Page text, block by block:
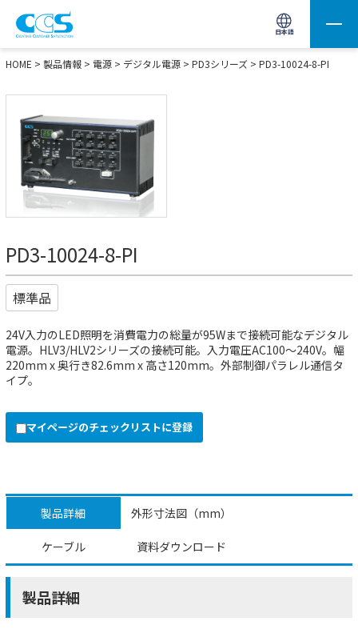
日本語
画像処理用の製品検索 サイト内検索(Enterで実行)
HOME > 製品情報 > 電源 > デジタル電源 > PD3シリーズ > PD3-10024-8-PI
PD3-10024-8-PI
標準品
24V入力のLED照明を消費電力の総量が95Wまで接続可能なデジタル
電源。HLV3/HLV2シリーズの接続可能。入力電圧AC100～240V。幅
220mm x 奥行き82.6mm x 高さ120mm。外部制御パラレル通信タ
イプ。
マイページのチェックリストに登録
製品詳細 外形寸法図（mm）
ケーブル 資料ダウンロード
製品詳細